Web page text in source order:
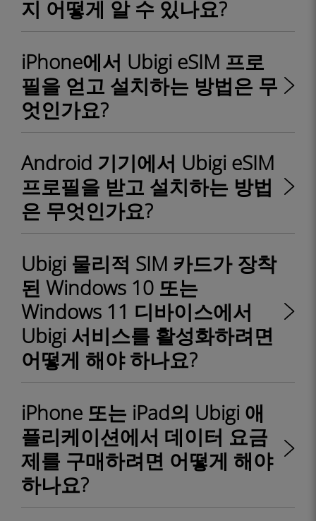
지 어떻게 알 수 있나요?
iPhone에서 Ubigi eSIM 프로
필을 얻고 설치하는 방법은 무
엇인가요?
Android 기기에서 Ubigi eSIM
프로필을 받고 설치하는 방법
은 무엇인가요?
Ubigi 물리적 SIM 카드가 장착
된 Windows 10 또는
Windows 11 디바이스에서
Ubigi 서비스를 활성화하려면
어떻게 해야 하나요?
iPhone 또는 iPad의 Ubigi 애
플리케이션에서 데이터 요금
제를 구매하려면 어떻게 해야
하나요?